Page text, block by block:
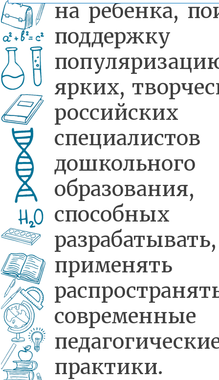
на ребенка,
ярких,
российских
специалистов
дошкольного
образования,
способных
разрабатывать,
современные
практики.